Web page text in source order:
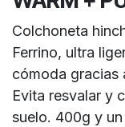
Colchoneta
Ferrino, ultra
cómoda gracias
Evita resvalar y
suelo. 400g y